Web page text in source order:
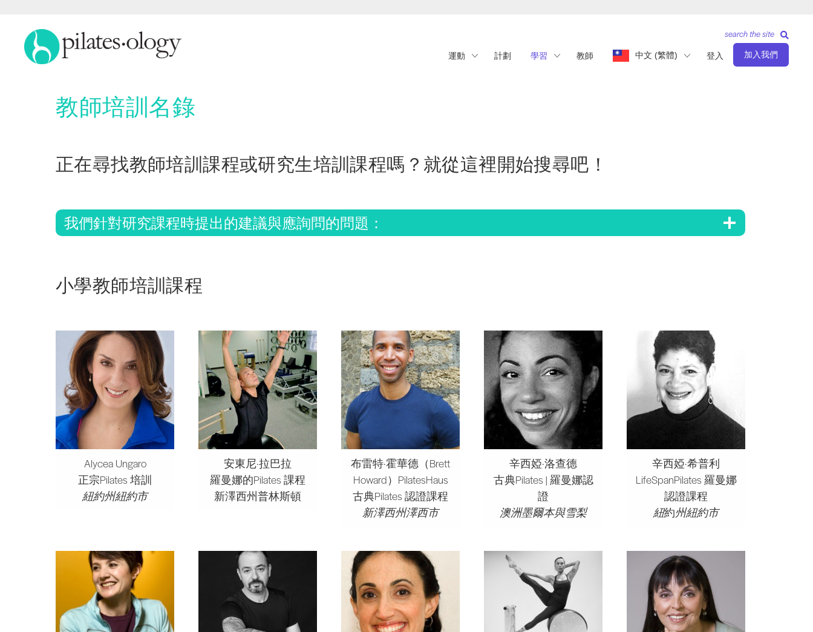
運動 計劃 學習 教師 中文 (繁體) 登入 加入我們
search the site
教師培訓名錄
正在尋找教師培訓課程或研究生培訓課程嗎？就從這裡開始搜尋吧！
我們針對研究課程時提出的建議與應詢問的問題：
小學教師培訓課程
Alycea Ungaro
正宗Pilates 培訓
紐約州紐約市
安東尼·拉巴拉
羅曼娜的Pilates 課程
新澤西州普林斯頓
布雷特·霍華德（Brett
Howard）PilatesHaus
古典Pilates 認證課程
新澤西州澤西市
辛西婭·洛查德
古典Pilates | 羅曼娜認
證
澳洲墨爾本與雪梨
辛西婭·希普利
LifeSpanPilates 羅曼娜
認證課程
紐約州紐約市